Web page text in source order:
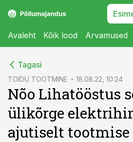
Avaleht Kõik lood Arvamused
Tagasi
TOIDU TOOTMINE 18.08.22, 10:24
Nõo Lihatööstus
ülikõrge
ajutiselt tootmise